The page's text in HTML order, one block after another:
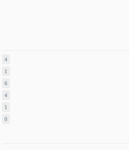
4
1
6
4
1
0